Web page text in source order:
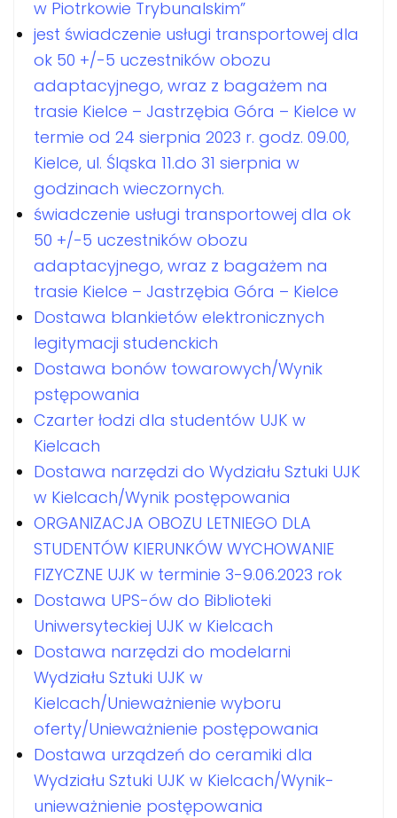
w Piotrkowie Trybunalskim”
jest świadczenie usługi transportowej dla
ok 50 +/-5 uczestników obozu
adaptacyjnego, wraz z bagażem na
trasie Kielce – Jastrzębia Góra – Kielce w
termie od 24 sierpnia 2023 r. godz. 09.00,
Kielce, ul. Śląska 11.do 31 sierpnia w
godzinach wieczornych.
świadczenie usługi transportowej dla ok
50 +/-5 uczestników obozu
adaptacyjnego, wraz z bagażem na
trasie Kielce – Jastrzębia Góra – Kielce
Dostawa blankietów elektronicznych
legitymacji studenckich
Dostawa bonów towarowych/Wynik
pstępowania
Czarter łodzi dla studentów UJK w
Kielcach
Dostawa narzędzi do Wydziału Sztuki UJK
w Kielcach/Wynik postępowania
ORGANIZACJA OBOZU LETNIEGO DLA
STUDENTÓW KIERUNKÓW WYCHOWANIE
FIZYCZNE UJK w terminie 3-9.06.2023 rok
Dostawa UPS-ów do Biblioteki
Uniwersyteckiej UJK w Kielcach
Dostawa narzędzi do modelarni
Wydziału Sztuki UJK w
Kielcach/Unieważnienie wyboru
oferty/Unieważnienie postępowania
Dostawa urządzeń do ceramiki dla
Wydziału Sztuki UJK w Kielcach/Wynik-
unieważnienie postępowania